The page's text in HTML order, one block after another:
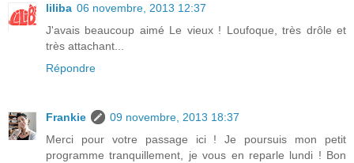
liliba 06 novembre, 2013 12:37
J'avais beaucoup aimé Le vieux ! Loufoque, très drôle et
très attachant...
Répondre
Frankie
09 novembre, 2013 18:37
Merci pour votre passage ici ! Je poursuis mon petit
programme tranquillement, je vous en reparle lundi ! Bon